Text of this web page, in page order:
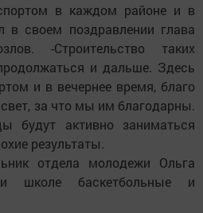
в каждом районе и в
в своем поздравлении глава
-Строительство таких
и дальше. Здесь
и в вечернее время, благо
свет, за что мы им благодарны.
будут активно заниматься
результаты.
отдела молодежи Ольга
школе баскетбольные и